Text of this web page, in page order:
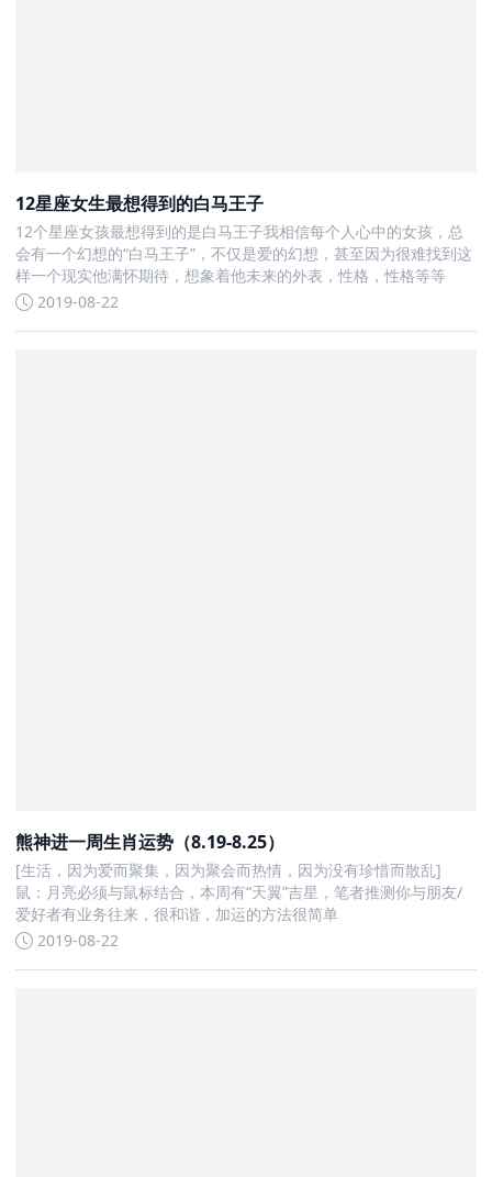
12星座女生最想得到的白马王子
12个星座女孩最想得到的是白马王子我相信每个人心中的女孩，总
会有一个幻想的“白马王子”，不仅是爱的幻想，甚至因为很难找到这
样一个现实他满怀期待，想象着他未来的外表，性格，性格等等
2019-08-22
熊神进一周生肖运势（8.19-8.25）
[生活，因为爱而聚集，因为聚会而热情，因为没有珍惜而散乱]
鼠：月亮必须与鼠标结合，本周有“天翼”吉星，笔者推测你与朋友/
爱好者有业务往来，很和谐，加运的方法很简单
2019-08-22